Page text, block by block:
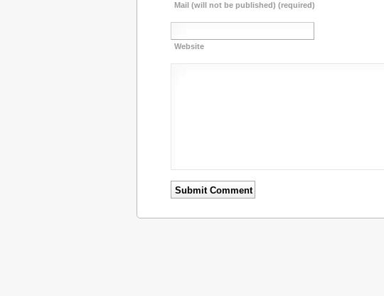
Mail (will not be published) (required)
Website